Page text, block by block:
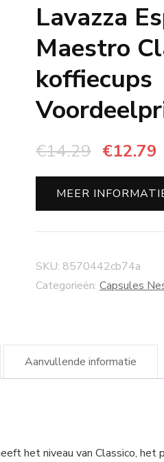
Lavazza
Maestro
koffiecups
€14.29
prijs
was:
€14.29.
€12.79
MEER
SKU: 8570442cb74a
Categorieën: Capsules
Aanvullende informatie
het niveau van Classico, het